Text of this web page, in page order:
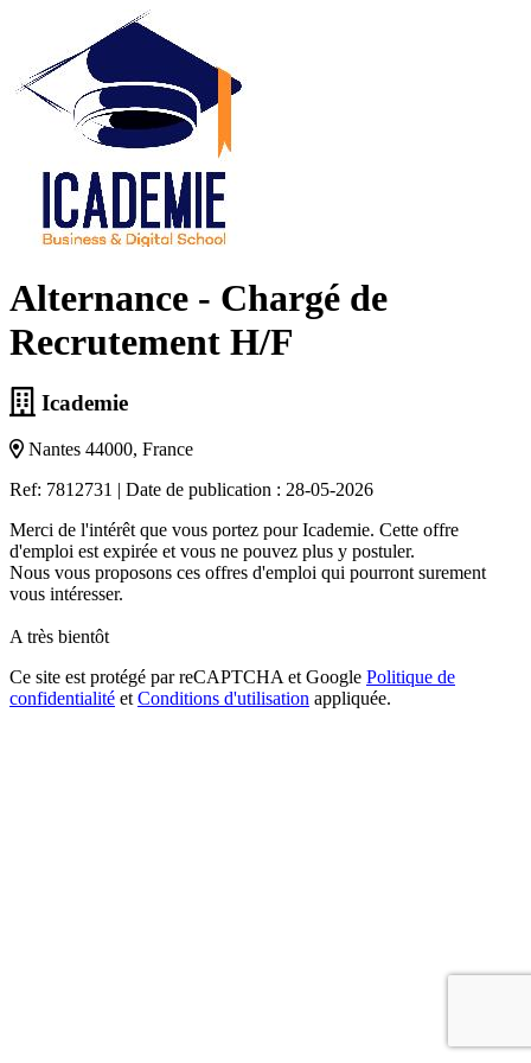
Alternance - Chargé de
Recrutement H/F
Icademie
Nantes 44000, France
Ref: 7812731 | Date de publication : 28-05-2026
Merci de l'intérêt que vous portez pour Icademie. Cette offre
d'emploi est expirée et vous ne pouvez plus y postuler.
Nous vous proposons ces offres d'emploi qui pourront surement
vous intéresser.
A très bientôt
Ce site est protégé par reCAPTCHA et Google Politique de
confidentialité et Conditions d'utilisation appliquée.